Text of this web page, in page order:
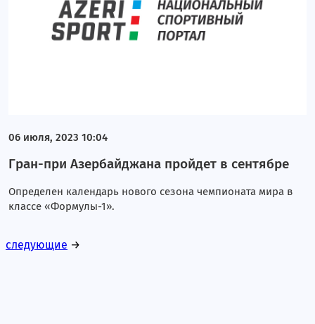
06 июля, 2023 10:04
Гран-при Азербайджана пройдет в сентябре
Определен календарь нового сезона чемпионата мира в
классе «Формулы-1».
следующие →